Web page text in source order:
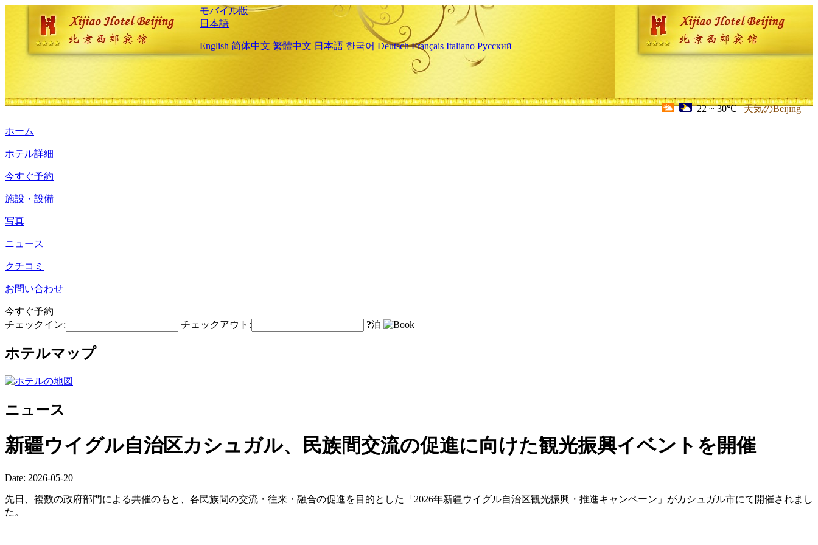
モバイル版
日本語
English 简体中文 繁體中文 日本語 한국어 Deutsch Français Italiano Русский
22 ~ 30℃ 天気のBeijing
ホーム
ホテル詳細
今すぐ予約
施設・設備
写真
ニュース
クチコミ
お問い合わせ
今すぐ予約
チェックイン:
チェックアウト: ?泊
ホテルマップ
ニュース
新疆ウイグル自治区カシュガル、民族間交流の促進に向けた観光振興イベントを開催
Date: 2026-05-20
先日、複数の政府部門による共催のもと、各民族間の交流・往来・融合の促進を目的とした「2026年新疆ウイグル自治区観光振興・推進キャンペーン」がカシュガル市にて開催されまし
た。